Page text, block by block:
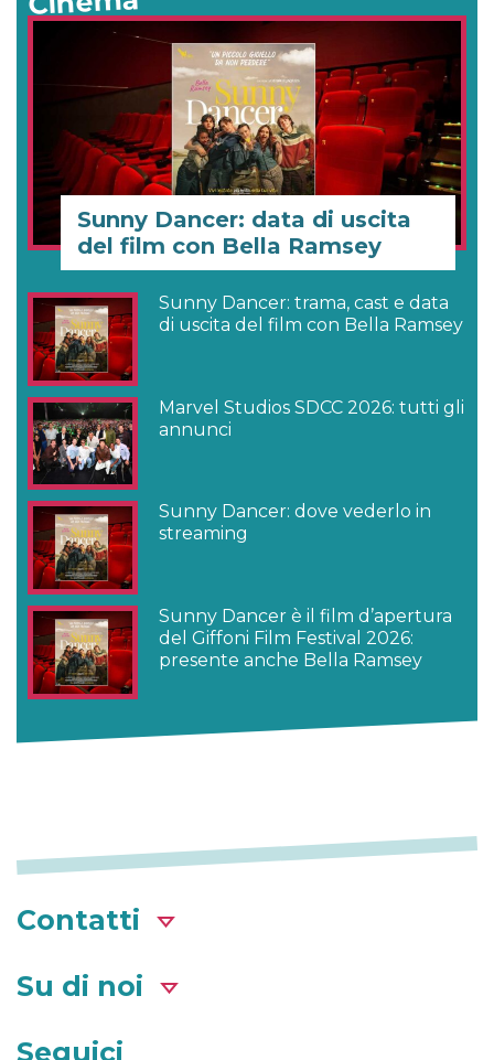
Sunny Dancer: data di uscita
del film con Bella Ramsey
Sunny Dancer: trama, cast e data
di uscita del film con Bella Ramsey
Marvel Studios SDCC 2026: tutti gli
annunci
Sunny Dancer: dove vederlo in
streaming
Sunny Dancer è il film d’apertura
del Giffoni Film Festival 2026:
presente anche Bella Ramsey
Contatti
Su di noi
Seguici